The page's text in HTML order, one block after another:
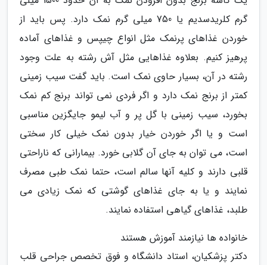
گرم کلریدسدیم یا 750 میلی گرم نمک دارد. پس باید از
خوردن غذاهای پرنمک مثل انواع چیپس و غذاهای آماده
پرهیز کنیم. بعلاوه غذاهایی مثل آش رشته به علت وجود
رشته در آن، بسیار حاوی نمک است. باید گفت سیب زمینی
کمتر از برنج نمک دارد و اگر فردی نمی تواند برنج کم نمک
بخورد، سیب زمینی با گل پر و آب لیمو جایگزین مناسبی
است و یا اگر خوردن خیار بدون نمک خیلی کار سختی
است، می توان به جای آن گلابی خورد. بیمارانی که ناراحتی
قلبی دارند و کلیه آنها سالم است، حتما نمک طبی مصرف
نمایند و یا به جای غذاهای گوشتی که نمک زیادی می
طلبد، غذاهای گیاهی استفاده نمایند.
خانواده ها نیازمند آموزش هستند
دکتر پزشکیان، استاد دانشگاه و فوق تخصص جراحی قلب